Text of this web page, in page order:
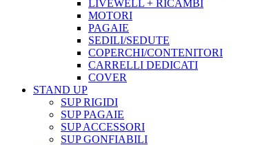
LIVEWELL + RICAMBI
MOTORI
PAGAIE
SEDILI/SEDUTE
COPERCHI/CONTENITORI
CARRELLI DEDICATI
COVER
STAND UP
SUP RIGIDI
SUP PAGAIE
SUP ACCESSORI
SUP GONFIABILI